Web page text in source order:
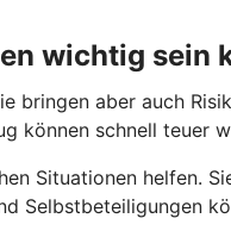
wichtig sein
bringen aber auch
können schnell teuer
Situationen helfen.
Selbstbeteiligungen